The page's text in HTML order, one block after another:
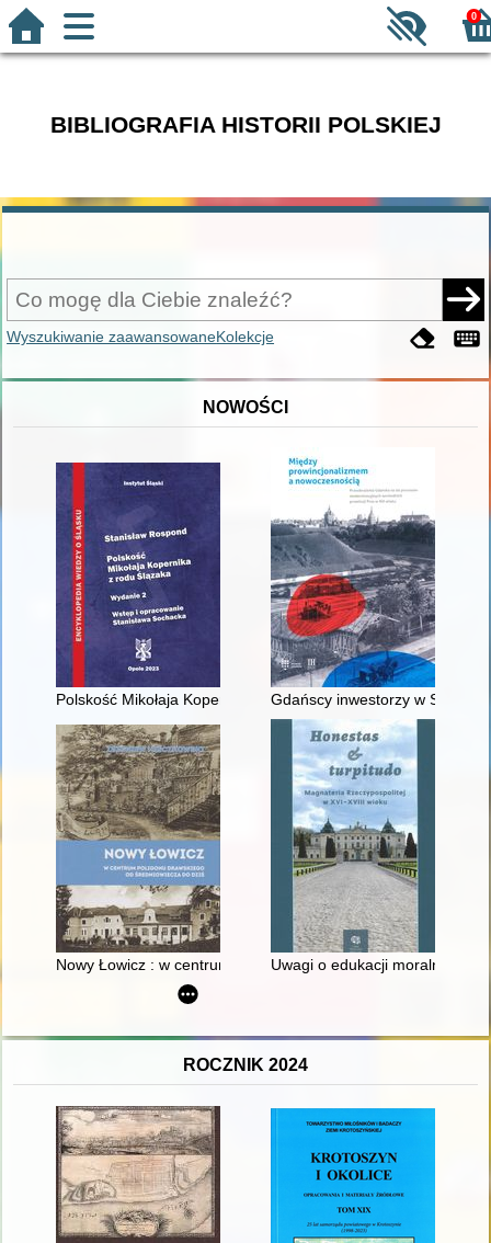
0
BIBLIOGRAFIA HISTORII POLSKIEJ
Wyszukiwanie zaawansowaneKolekcje
NOWOŚCI
Polskość Mikołaja Kopernika z rodu Ślązaka
Gdańscy inwestorzy w
Nowy Łowicz : w centrum poligonu drawskiego od
Uwagi o edukacji moralnej
ROCZNIK 2024